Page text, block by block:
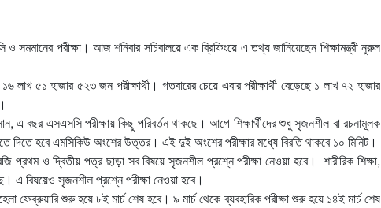
পরীক্ষা। আজ শনিবার সচিবালয়ে এক ব্রিফিংয়ে এ তথ্য জানিয়েছেন শিক্ষামন্ত্রী নুরুল
৫১ হাজার ৫২৩ জন পরীক্ষার্থী। গতবারের চেয়ে এবার পরীক্ষার্থী বেড়েছে ১ লাখ ৭২ হাজার
এ বছর এসএসসি পরীক্ষায় কিছু পরিবর্তন থাকছে। আগে শিক্ষার্থীদের শুধু সৃজনশীল বা রচনামূলক
হবে এমসিকিউ অংশের উত্তর। এই দুই অংশের পরীক্ষার মধ্যে বিরতি থাকবে ১০ মিনিট।
প্রথম ও দ্বিতীয় পত্র ছাড়া সব বিষয়ে সৃজনশীল প্রশ্নে পরীক্ষা নেওয়া হবে। শারীরিক শিক্ষা,
এ বিষয়েও সৃজনশীল প্রশ্নে পরীক্ষা নেওয়া হবে।
ফেব্রুয়ারি শুরু হয়ে ৮ই মার্চ শেষ হবে। ৯ মার্চ থেকে ব্যবহারিক পরীক্ষা শুরু হয়ে ১৪ই মার্চ শেষ